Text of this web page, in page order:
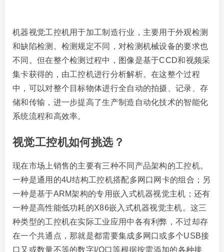
机器视觉工控机用于加工制造行业，主要用于外观检测
和缺陷检测。检测规定不同，对检测机械设备的要求也
不同。但在整个检测过程中，图像是基于CCD和视频采
集卡获得的，由工控机进行分析解析。在这整个过程
中，可以对整个目标物体进行全自动的拍摄、记录、存
储和传输，进一步提高了生产制造自动化技术的智能化
系统流程和高效率。
视觉工控机如何挑选？
现在市场上销售的主要有三种不同产品架构的工控机。
一种是通用的4U结构工控机搭配多网口网卡的组合；另
一种是基于ARM架构的专用嵌入式机器视觉主机；还有
一种是高性能低功耗的X86嵌入式机器视觉主机。这三
种类型的工控机在实际工业应用中各有利弊，不过却存
在一个共通点，那就是都需要集成多网口或多个USB接
口又或数量不等的数字I/O口等根据按需添加的各种接